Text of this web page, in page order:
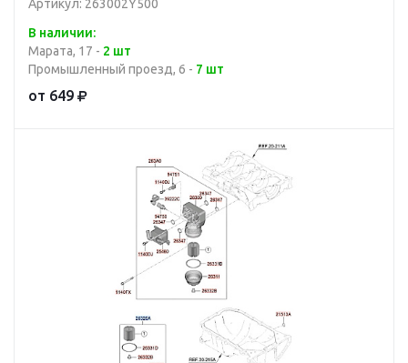
Артикул: 263002Y500
В наличии:
Марата, 17 - 2 шт
Промышленный проезд, 6 - 7 шт
от 649